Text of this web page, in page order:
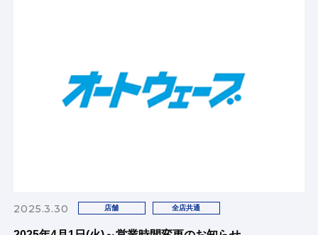
2025.3.30 店舗 全店共通